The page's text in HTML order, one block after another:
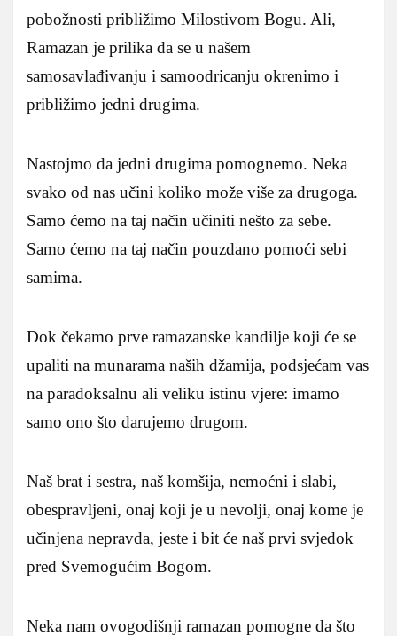
pobožnosti približimo Milostivom Bogu. Ali,
Ramazan je prilika da se u našem
samosavlađivanju i samoodricanju okrenimo i
približimo jedni drugima.
Nastojmo da jedni drugima pomognemo. Neka
svako od nas učini koliko može više za drugoga.
Samo ćemo na taj način učiniti nešto za sebe.
Samo ćemo na taj način pouzdano pomoći sebi
samima.
Dok čekamo prve ramazanske kandilje koji će se
upaliti na munarama naših džamija, podsjećam vas
na paradoksalnu ali veliku istinu vjere: imamo
samo ono što darujemo drugom.
Naš brat i sestra, naš komšija, nemoćni i slabi,
obespravljeni, onaj koji je u nevolji, onaj kome je
učinjena nepravda, jeste i bit će naš prvi svjedok
pred Svemogućim Bogom.
Neka nam ovogodišnji ramazan pomogne da što